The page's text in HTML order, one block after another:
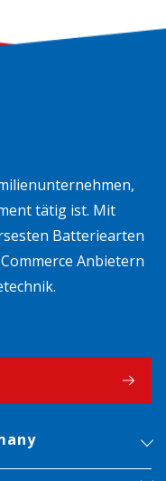
tätig ist. Mit
Batteriearten
Anbietern